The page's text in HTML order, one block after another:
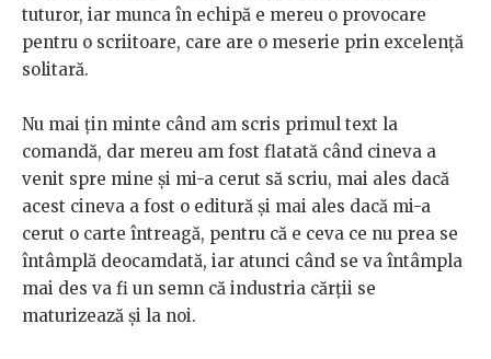
tuturor, iar munca în echipă e mereu o provocare
pentru o scriitoare, care are o meserie prin excelență
solitară.
Nu mai țin minte când am scris primul text la
comandă, dar mereu am fost flatată când cineva a
venit spre mine și mi-a cerut să scriu, mai ales dacă
acest cineva a fost o editură și mai ales dacă mi-a
cerut o carte întreagă, pentru că e ceva ce nu prea se
întâmplă deocamdată, iar atunci când se va întâmpla
mai des va fi un semn că industria cărții se
maturizează și la noi.